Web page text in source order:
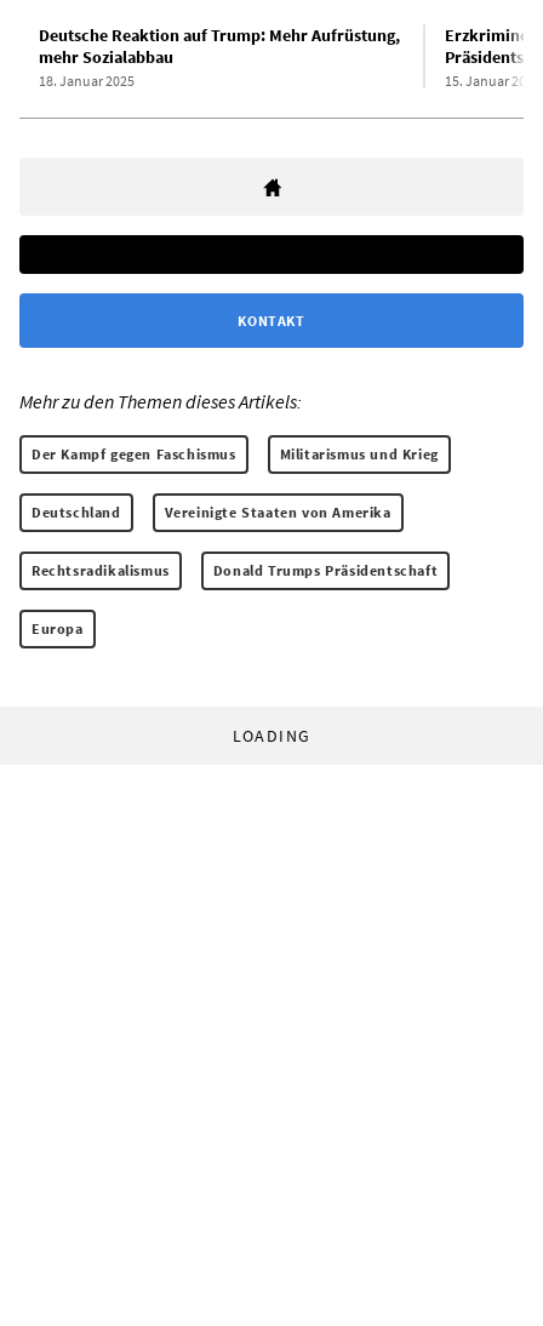
Deutsche Reaktion auf Trump: Mehr Aufrüstung,
mehr Sozialabbau
18. Januar 2025 15. Januar 2025
KONTAKT
Mehr zu den Themen dieses Artikels:
Der Kampf gegen Faschismus Militarismus und Krieg
Deutschland Vereinigte Staaten von Amerika
Rechtsradikalismus Donald Trumps Präsidentschaft
Europa
LOADING